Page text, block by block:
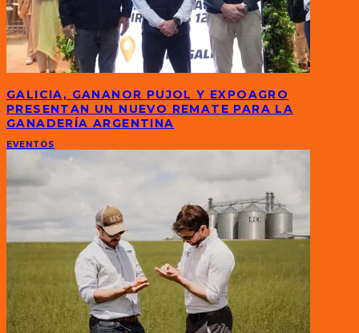
GALICIA, GANANOR PUJOL Y EXPOAGRO
PRESENTAN UN NUEVO REMATE PARA LA
GANADERÍA ARGENTINA
EVENTOS